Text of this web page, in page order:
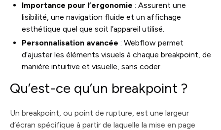
Importance pour l’ergonomie : Assurent une
lisibilité, une navigation fluide et un affichage
esthétique quel que soit l’appareil utilisé.
Personnalisation avancée : Webflow permet
d’ajuster les éléments visuels à chaque breakpoint, de
manière intuitive et visuelle, sans coder.
Qu’est-ce qu’un breakpoint ?
Un breakpoint, ou point de rupture, est une largeur
d’écran spécifique à partir de laquelle la mise en page